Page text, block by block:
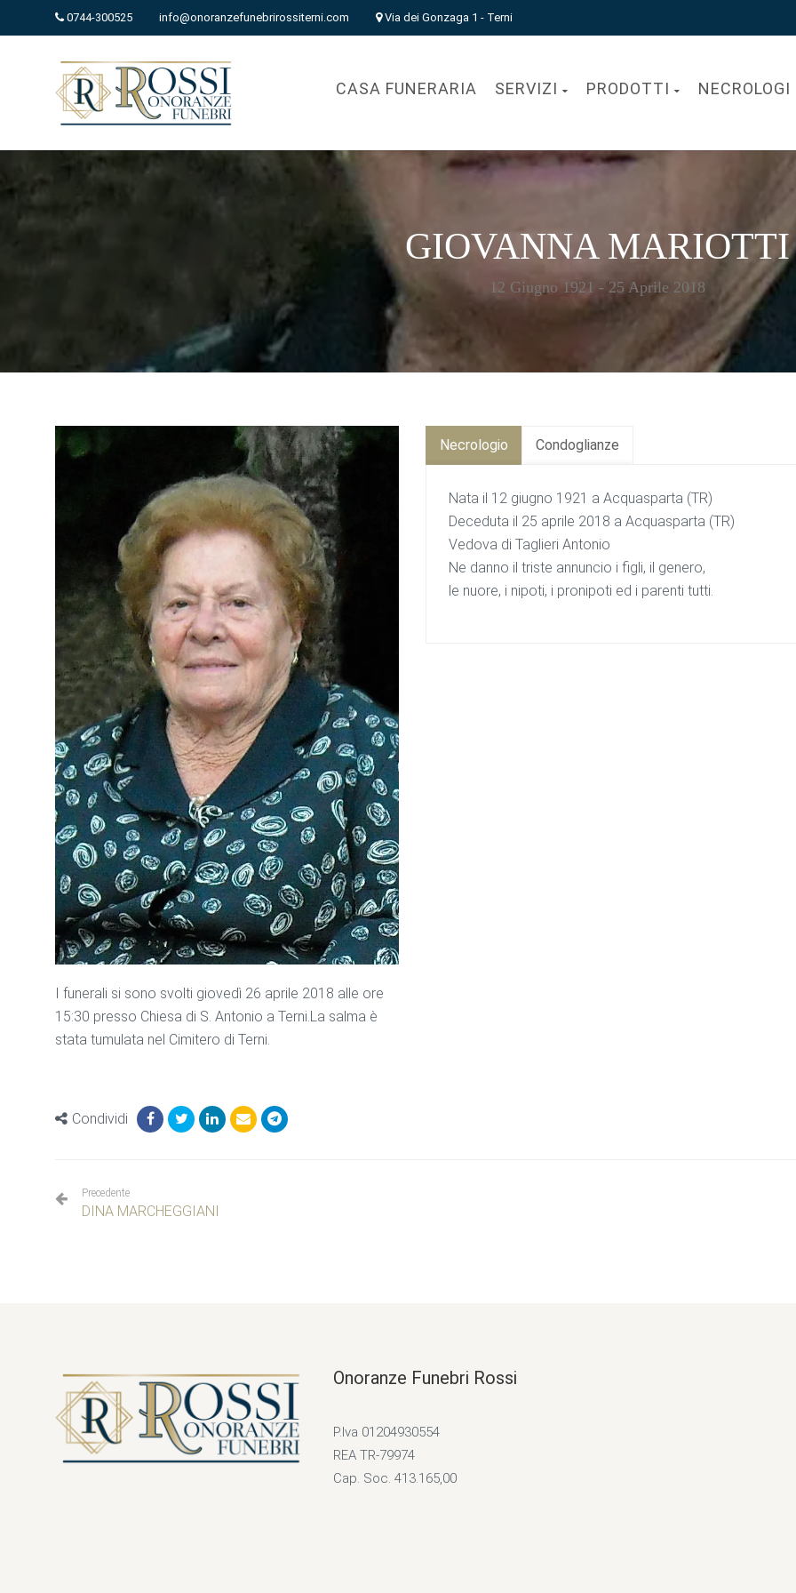
0744-300525 info@onoranzefunebrirossiterni.com Via dei Gonzaga 1 - Terni
CASA FUNERARIA SERVIZI PRODOTTI NECROLOGI
GIOVANNA MARIOTTI
12 Giugno 1921 - 25 Aprile 2018
I funerali si sono svolti giovedì 26 aprile 2018 alle ore
15:30 presso Chiesa di S. Antonio a Terni.La salma è
stata tumulata nel Cimitero di Terni.
Condividi
Necrologio Condoglianze
Nata il 12 giugno 1921 a Acquasparta (TR)
Deceduta il 25 aprile 2018 a Acquasparta (TR)
Vedova di Taglieri Antonio
Ne danno il triste annuncio i figli, il genero,
le nuore, i nipoti, i pronipoti ed i parenti tutti.
Precedente
DINA MARCHEGGIANI
Onoranze Funebri Rossi
P.Iva 01204930554
REA TR-79974
Cap. Soc. 413.165,00